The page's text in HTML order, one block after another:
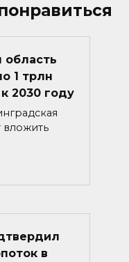
область
1 трлн
2030 году
вложить
в